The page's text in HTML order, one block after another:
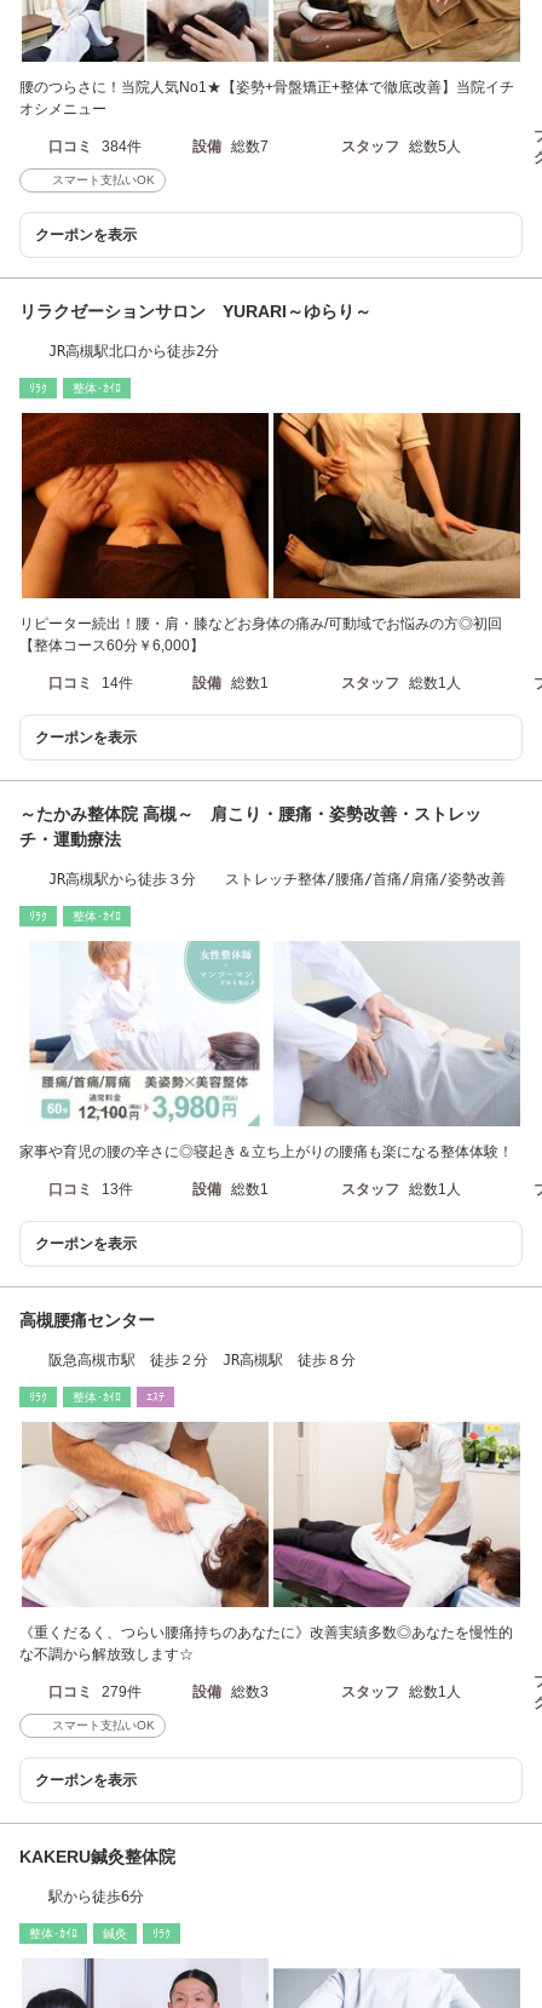
腰のつらさに！当院人気No1★【姿勢+骨盤矯正+整体で徹底改善】当院イチ
オシメニュー
口コミ 384件 設備 総数7 スタッフ 総数5人
スマート支払いOK
クーポンを表示
リラクゼーションサロン YURARI～ゆらり～
JR高槻駅北口から徒歩2分
ﾘﾗｸ 整体･ｶｲﾛ
リピーター続出！腰・肩・膝などお身体の痛み/可動域でお悩みの方◎初回
【整体コース60分￥6,000】
口コミ 14件 設備 総数1 スタッフ 総数1人
クーポンを表示
～たかみ整体院 高槻～ 肩こり・腰痛・姿勢改善・ストレッ
チ・運動療法
JR高槻駅から徒歩３分 ストレッチ整体/腰痛/首痛/肩痛/姿勢改善
ﾘﾗｸ 整体･ｶｲﾛ
家事や育児の腰の辛さに◎寝起き＆立ち上がりの腰痛も楽になる整体体験！
口コミ 13件 設備 総数1 スタッフ 総数1人
クーポンを表示
高槻腰痛センター
阪急高槻市駅 徒歩２分 JR高槻駅 徒歩８分
ﾘﾗｸ 整体･ｶｲﾛ ｴｽﾃ
《重くだるく、つらい腰痛持ちのあなたに》改善実績多数◎あなたを慢性的
な不調から解放致します☆
口コミ 279件 設備 総数3 スタッフ 総数1人
スマート支払いOK
クーポンを表示
KAKERU鍼灸整体院
駅から徒歩6分
整体･ｶｲﾛ 鍼灸 ﾘﾗｸ